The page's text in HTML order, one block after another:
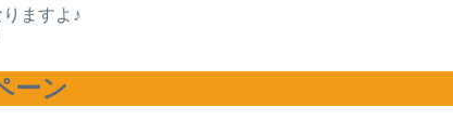
りますよ♪
ーン